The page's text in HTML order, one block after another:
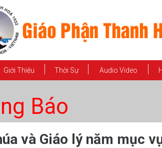
Giới Thiệu Thời Sự Audio Video
Báo
và Giáo lý năm mục